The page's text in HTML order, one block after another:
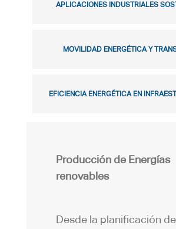
APLICACIONES INDUSTRIALES
MOVILIDAD ENERGÉTICA Y
EFICIENCIA ENERGÉTICA EN
Producción de Energías
renovables
Desde la planificación de